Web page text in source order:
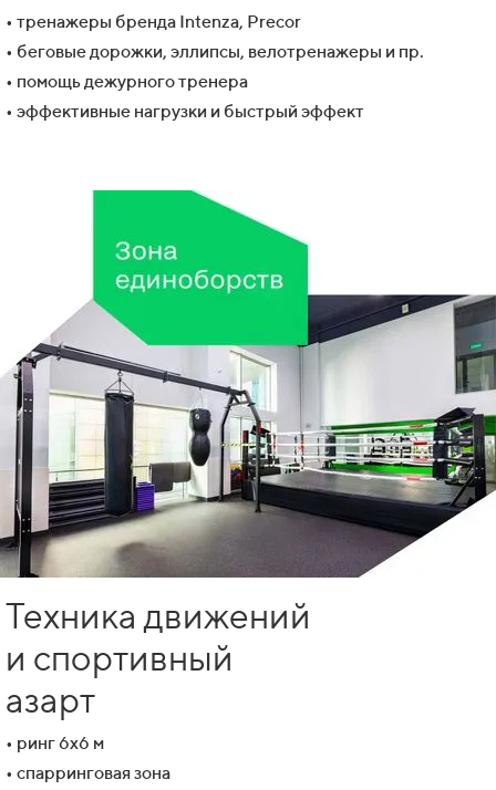
• тренажеры бренда Intenza, Precor
• беговые дорожки, эллипсы, велотренажеры и пр.
• помощь дежурного тренера
• эффективные нагрузки и быстрый эффект
Техника движений
и спортивный
азарт
• ринг 6х6 м
• спарринговая зона